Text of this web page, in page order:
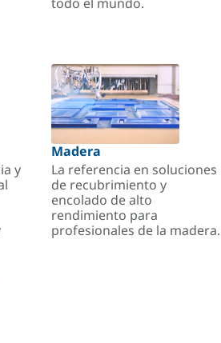
y
Madera
La referencia en soluciones
de recubrimiento y
encolado de alto
rendimiento para
profesionales de la madera.